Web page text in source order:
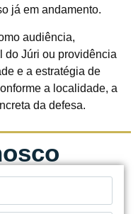
já em andamento.
audiência,
do Júri ou providência
e a estratégia de
a localidade, a
da defesa.